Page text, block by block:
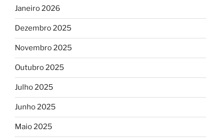
Janeiro 2026
Dezembro 2025
Novembro 2025
Outubro 2025
Julho 2025
Junho 2025
Maio 2025